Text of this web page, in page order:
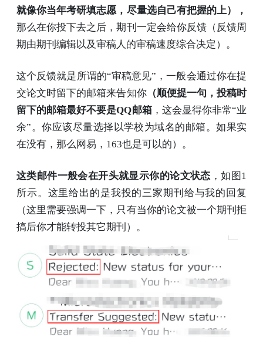
就像你当年考研填志愿，尽量选自己有把握的上），
那么在你投下去之后，期刊一定会给你反馈（反馈周
期由期刊编辑以及审稿人的审稿速度综合决定）。
这个反馈就是所谓的“审稿意见”，一般会通过你在提
交论文时留下的邮箱来告知你（顺便提一句，投稿时
留下的邮箱最好不要是QQ邮箱，这会显得你非常“业
余”。你应该尽量选择以学校为域名的邮箱。如果实
在没有，那么网易，163也是可以的）。
这类邮件一般会在开头就显示你的论文状态 ，如图1
所示。这里给出的是我投的三家期刊给与我的回复
（这里需要强调一下，只有当你的论文被一个期刊拒
搞后你才能转投其它期刊）。